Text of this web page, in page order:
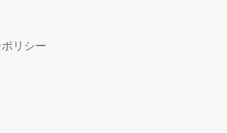
リシー